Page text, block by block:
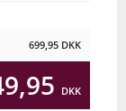
699,95 DKK
DKK